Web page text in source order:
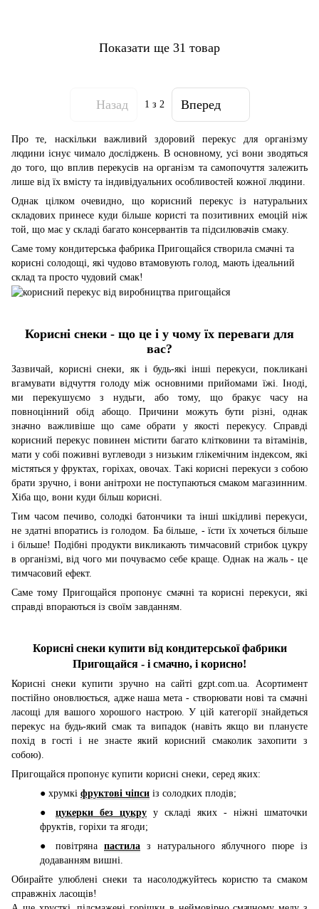
Показати ще 31 товар
Назад 1 з 2 Вперед
Про те, наскільки важливий здоровий перекус для організму
людини існує чимало досліджень. В основному, усі вони зводяться
до того, що вплив перекусів на організм та самопочуття залежить
лише від їх вмісту та індивідуальних особливостей кожної людини.
Однак цілком очевидно, що корисний перекус із натуральних
складових принесе куди більше користі та позитивних емоцій ніж
той, що має у складі багато консервантів та підсилювачів смаку.
Саме тому кондитерська фабрика Пригощайся створила смачні та
корисні солодощі, які чудово втамовують голод, мають ідеальний
склад та просто чудовий смак!
Корисні снеки - що це і у чому їх переваги для
вас?
Зазвичай, корисні снеки, як і будь-які інші перекуси, покликані
вгамувати відчуття голоду між основними прийомами їжі. Іноді,
ми перекушуємо з нудьги, або тому, що бракує часу на
повноцінний обід абощо. Причини можуть бути різні, однак
значно важливіше що саме обрати у якості перекусу. Справді
корисний перекус повинен містити багато клітковини та вітамінів,
мати у собі поживні вуглеводи з низьким глікемічним індексом, які
містяться у фруктах, горіхах, овочах. Такі корисні перекуси з собою
брати зручно, і вони анітрохи не поступаються смаком магазинним.
Хіба що, вони куди більш корисні.
Тим часом печиво, солодкі батончики та інші шкідливі перекуси,
не здатні впоратись із голодом. Ба більше, - їсти їх хочеться більше
і більше! Подібні продукти викликають тимчасовий стрибок цукру
в організмі, від чого ми почуваємо себе краще. Однак на жаль - це
тимчасовий ефект.
Саме тому Пригощайся пропонує смачні та корисні перекуси, які
справді впораються із своїм завданням.
Корисні снеки купити від кондитерської фабрики
Пригощайся - і смачно, і корисно!
Корисні снеки купити зручно на сайті gzpt.com.ua. Асортимент
постійно оновлюється, адже наша мета - створювати нові та смачні
ласощі для вашого хорошого настрою. У цій категорії знайдеться
перекус на будь-який смак та випадок (навіть якщо ви плануєте
похід в гості і не знаєте який корисний смаколик захопити з
собою).
Пригощайся пропонує купити корисні снеки, серед яких:
● хрумкі фруктові чіпси із солодких плодів;
● цукерки без цукру у складі яких - ніжні шматочки
фруктів, горіхи та ягоди;
● повітряна пастила з натурального яблучного пюре із
додаванням вишні.
Обирайте улюблені снеки та насолоджуйтесь користю та смаком
справжніх ласощів!